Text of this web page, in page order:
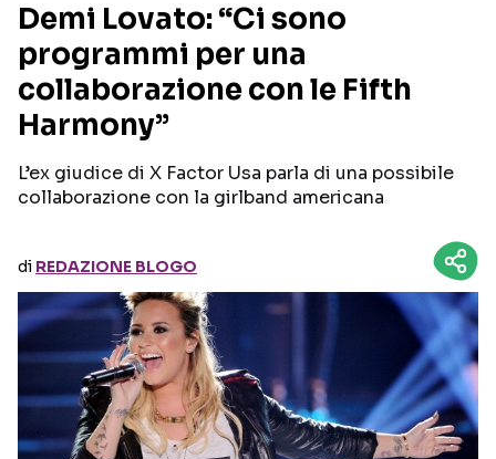
RECENSIONI MUSICALI
INTERVISTE
GOSSIP E CURIOSITÀ
TESTI CANZONI
TOUR ED EVENTI
TALENT SHOW
Seguici sui social
Demi Lovato: “Ci sono
programmi per una
collaborazione con le Fifth
Harmony”
L’ex giudice di X Factor Usa parla di una possibile
collaborazione con la girlband americana
di REDAZIONE BLOGO